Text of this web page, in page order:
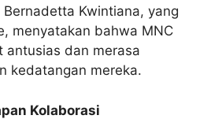
Bernadetta Kwintiana, yang
menyatakan bahwa MNC
antusias dan merasa
kedatangan mereka.
Kolaborasi